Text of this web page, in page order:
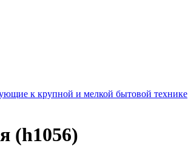
к крупной и мелкой бытовой технике
(h1056)